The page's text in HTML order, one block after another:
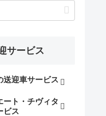
サービス
送迎車サービス
ート・チヴィタ
ビス